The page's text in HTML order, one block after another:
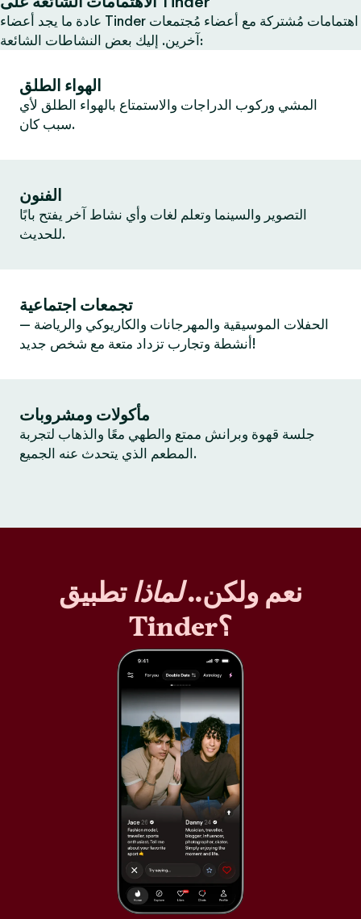
عادة ما يجد أعضاء Tinder اهتمامات مُشتركة مع أعضاء مُجتمعات
آخرين. إليك بعض النشاطات الشائعة:
الهواء الطلق
المشي وركوب الدراجات والاستمتاع بالهواء الطلق لأي
سبب كان.
الفنون
التصوير والسينما وتعلم لغات وأي نشاط آخر يفتح بابًا
للحديث.
تجمعات اجتماعية
الحفلات الموسيقية والمهرجانات والكاريوكي والرياضة —
أنشطة وتجارب تزداد متعة مع شخص جديد!
مأكولات ومشروبات
جلسة قهوة وبرانش ممتع والطهي معًا والذهاب لتجربة
المطعم الذي يتحدث عنه الجميع.
نعم ولكن..لماذا تطبيق
Tinder؟